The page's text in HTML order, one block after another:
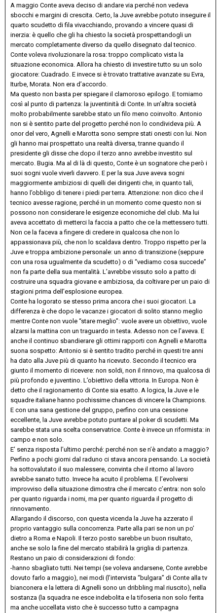
A maggio Conte aveva deciso di andare via perché non vedeva
sbocchi e margini di crescita. Certo, la Juve avrebbe potuto inseguire il
quarto scudetto di fila vivacchiando, provando a vincere quasi di
inerzia: è quello che gli ha chiesto la società prospettandogli un
mercato completamente diverso da quello disegnato dal tecnico.
Conte voleva rivoluzionare la rosa: troppo complicato vista la
situazione economica. Allora ha chiesto di investire tutto su un solo
giocatore: Cuadrado. E invece si è trovato trattative avanzate su Evra,
Iturbe, Morata. Non era d’accordo.
Ma questo non basta per spiegare il clamoroso epilogo. E torniamo
così al punto di partenza: la juventinità di Conte. In un’altra società
molto probabilmente sarebbe stato un filo meno coinvolto. Antonio
non si è sentito parte del progetto perché non lo condivideva più. A
onor del vero, Agnelli e Marotta sono sempre stati onesti con lui. Non
gli hanno mai prospettato una realtà diversa, tranne quando il
presidente gli disse che dopo il terzo anno avrebbe investito sul
mercato. Bugia. Ma al di là di questo, Conte è un sognatore che però i
suoi sogni vuole viverli davvero. E per la sua Juve aveva sogni
maggiormente ambiziosi di quelli dei dirigenti che, in quanto tali,
hanno l’obbligo di tenere i piedi per terra. Attenzione: non dico che il
tecnico avesse ragione, perché in un momento come questo non si
possono non considerare le esigenze economiche del club. Ma lui
aveva accettato di metterci la faccia a patto che ce la mettessero tutti.
Non ce la faceva a fingere di credere in qualcosa che non lo
appassionava più, che non lo scaldava dentro. Troppo rispetto per la
Juve e troppa ambizione personale: un anno di transizione (seppure
con una rosa ugualmente da scudetto) o di “vediamo cosa succede”
non fa parte della sua mentalità. L’avrebbe vissuto solo a patto di
costruire una squadra giovane e ambiziosa, da coltivare per un paio di
stagioni prima dell’esplosione europea.
Conte ha logorato se stesso prima ancora che i suoi giocatori. La
differenza è che dopo le vacanze i giocatori di solito stanno meglio
mentre Conte non vuole “stare meglio”: vuole avere un obiettivo, vuole
alzarsi la mattina con un traguardo in testa. Adesso non ce l’aveva. E
anche il continuo sbandierare gli ottimi rapporti con Agnelli e Marotta
suona sospetto: Antonio si è sentito tradito perché in questi tre anni
ha dato alla Juve più di quanto ha ricevuto. Secondo il tecnico era
giunto il momento di ricevere: non soldi, non il rinnovo, ma qualcosa di
più profondo e juventino. L’obiettivo della vittoria. In Europa. Non è
detto che il ragionamento di Conte sia esatto. A logica, la Juve e le
squadre italiane hanno pochissime chances di vincere la Champions.
E con una sana gestione del gruppo, perfino con una cessione
eccellente, la Juve avrebbe potuto puntare al poker di scudetti. Ma
sarebbe stata una scelta conservatrice. Conte è invece un riformista: in
campo e non solo.
E’ senza risposta l’ultimo perché: perché non se n’è andato a maggio?
Perfino a pochi giorni dal raduno ci stava ancora pensando. La società
ha sottovalutato il suo malessere, convinta che il ritorno al lavoro
avrebbe sanato tutto. Invece ha acuito il problema. E l’evolversi
improvviso della situazione dimostra che il mercato c’entra: non solo
per quanto riguarda i nomi, ma per quanto riguarda il progetto di
rinnovamento.
Allargando il discorso, con questa vicenda la Juve ha azzerato il
proprio vantaggio sulla concorrenza. Parte alla pari se non un po’
dietro a Roma e Napoli. Il terzo posto sarebbe un buon risultato,
anche se solo la fine del mercato stabilirà la griglia di partenza.
Restano un paio di considerazioni di fondo:
-hanno sbagliato tutti. Nei tempi (se voleva andarsene, Conte avrebbe
dovuto farlo a maggio), nei modi (l’intervista “bulgara” di Conte alla tv
bianconera e la lettera di Agnelli sono un dribbling mal riuscito), nella
sostanza (la squadra ne esce indebolita e la tifoseria non solo ferita
ma anche uccellata visto che è successo tutto a campagna